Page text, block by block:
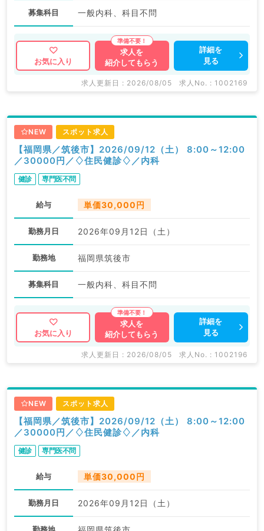
募集科目 一般内科、科目不問
お気に入り
求人を
紹介してもらう
詳細を
見る
求人更新日 : 2026/08/05 求人No. : 1002169
NEW スポット求人
【福岡県／筑後市】2026/09/12（土） 8:00～12:00
／30000円／♢住民健診♢／内科
健診 専門医不問
給与 単価30,000円
勤務月日 2026年09月12日（土）
勤務地 福岡県筑後市
募集科目 一般内科、科目不問
お気に入り
求人を
紹介してもらう
詳細を
見る
求人更新日 : 2026/08/05 求人No. : 1002196
NEW スポット求人
【福岡県／筑後市】2026/09/12（土） 8:00～12:00
／30000円／♢住民健診♢／内科
健診 専門医不問
給与 単価30,000円
勤務月日 2026年09月12日（土）